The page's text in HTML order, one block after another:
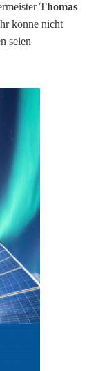
Thomas
könne nicht
seien